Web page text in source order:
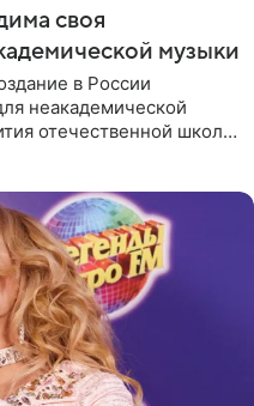
своя
музыки
в России
неакадемической
отечественной школы